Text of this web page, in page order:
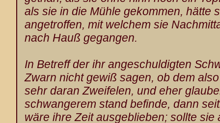
als sie in die Mühle gekommen, hätte
angetroffen, mit welchem sie
nach Hauß gegangen.
In Betreff der ihr angeschuldigten
Zwarn nicht gewiß sagen, ob dem
sehr daran Zweifelen, und eher
schwangerem stand befinde, dann
wäre ihre Zeit ausgeblieben; sollte